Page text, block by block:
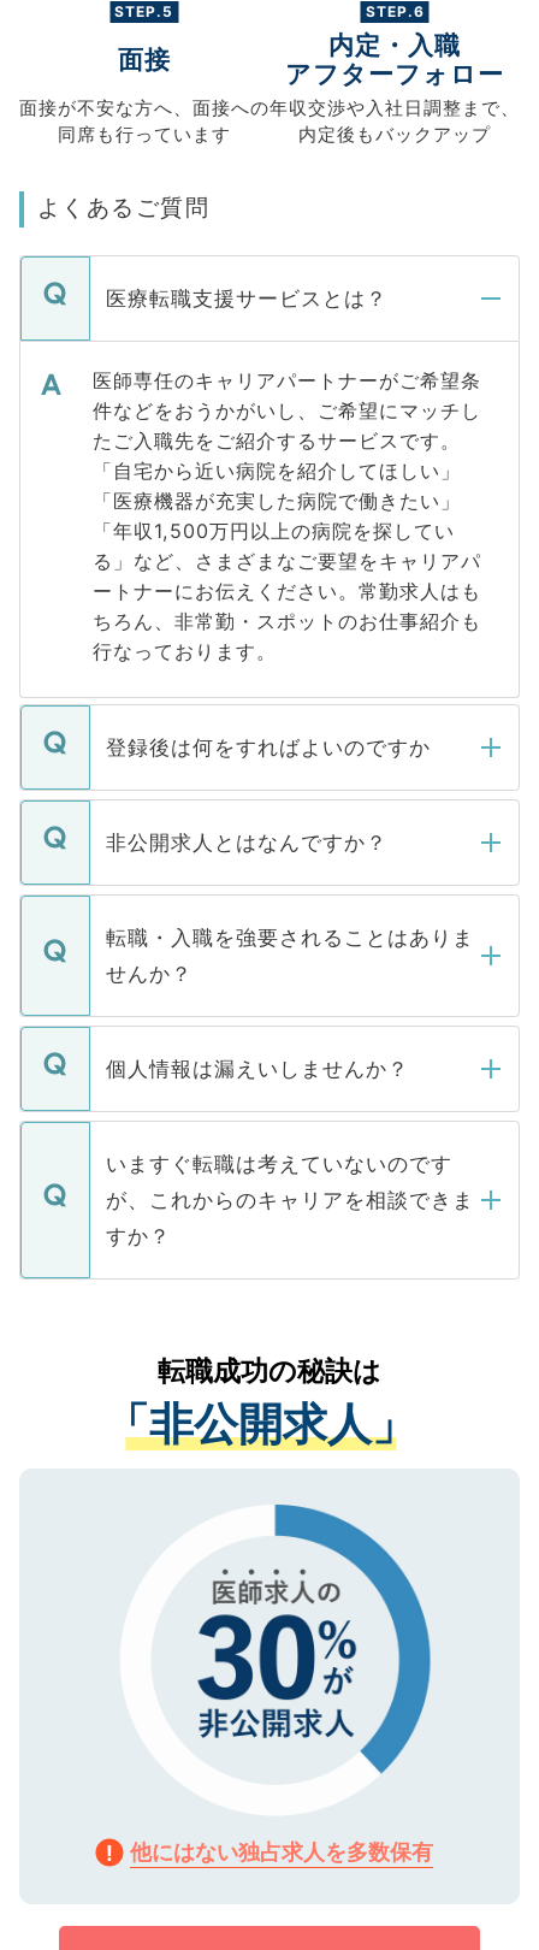
STEP.5
面接
面接が不安な方へ、 面接への
同席も行っています
STEP.6
内定・入職
アフターフォロー
年収交渉や入社日調整まで、
内定後もバックアップ
よくあるご質問
医療転職支援サービスとは？
医師専任のキャリアパートナーがご希望条
件などをおうかがいし、ご希望にマッチし
たご入職先をご紹介するサービスです。
「自宅から近い病院を紹介してほしい」
「医療機器が充実した病院で働きたい」
「年収1,500万円以上の病院を探してい
る」など、さまざまなご要望をキャリアパ
ートナーにお伝えください。常勤求人はも
ちろん、非常勤・スポットのお仕事紹介も
行なっております。
登録後は何をすればよいのですか
ご登録いただきましたら、弊社担当者がご
登録内容を確認し、その後メールもしくは
ます。通常、5営業日以内にはご連絡をせて
いただきますので、しばらくお待ちくださ
非公開求人とはなんですか？
マイナビDOCTORで取り扱っている求人の
うち約3割は、Webサイトからご覧いただ
けない「非公開求人」です。非公開求人は
下記の理由によって、一般には公開してい
ません。
■応募殺到を避けるため 人気のある医療機
関を公にしてしまうと、応募が殺到する場
に、医療機関が求める条件に合った人材の
みを人材紹介会社に依頼するケースが増え
ています。
転職・入職を強要されることはありま
せんか？
転職・入職を強要することは一切ありませ
ん。また、仮に応募先から内定をいただい
定を承諾する必要はありません。内定先へ
の辞退の連絡はキャリアパートナーが行い
個人情報は漏えいしませんか？
個人情報が漏えいすることはありませんの
で、ご安心ください。当サイトからの登録
などで収集したご登録者様の個人情報は、
ご本人のキャリアアップおよび転職活動の
支援を目的に使用いたします。お預かりし
ているすべての個人データはご本人の許可
は、個人情報の取り扱いについての厳密な
管理基準を満たした事業者のみに付与され
る、プライバシーマークを取得済みです。
で、機密保持に関してもご安心ください。
いますぐ転職は考えていないのです
が、これからのキャリアを相談できま
すか？
かがいして、現在の医療機関の状況や紹介
経験をまじえながら、適切なアドバイスを
させていただきます。すぐにご転職をされ
ない方には、長期的なサポートが可能です
ので、まずはご登録ください。
転職成功の秘訣は
「非公開求人」
他にはない独占求人を多数保有